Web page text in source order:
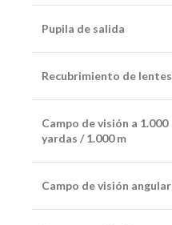
Pupila de salida
Recubrimiento de lentes
Campo de visión a 1.000
yardas / 1.000 m
Campo de visión angular